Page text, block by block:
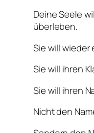
Deine Seele
überleben.
Sie will wieder
Sie will ihren
Sie will ihren
Nicht den